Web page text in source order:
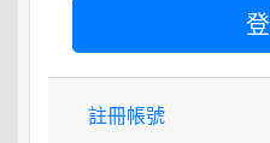
註冊帳號